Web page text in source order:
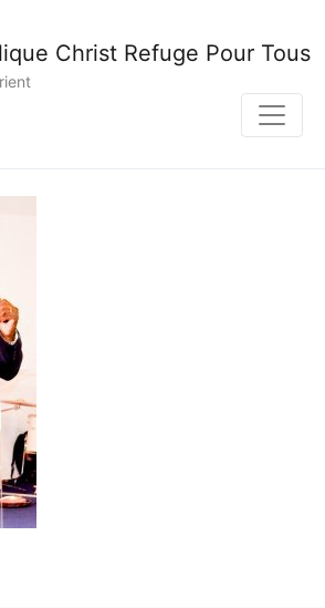
Christ Refuge Pour Tous